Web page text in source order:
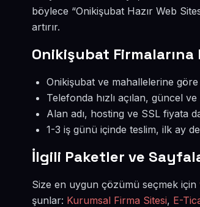
böylece “Onikişubat Hazır Web
artırır.
Onikişubat Firmalarına
Onikişubat ve mahallelerine göre
Telefonda hızlı açılan, güncel
Alan adı, hosting ve SSL fiyata
1-3 iş günü içinde teslim, ilk ay
İlgili Paketler ve
Size en uygun çözümü seçmek için
şunlar: Kurumsal Firma Sitesi, E-